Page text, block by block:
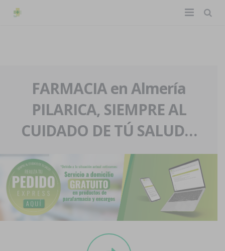
La farmacia
Nuestra historia
Nuestro equipo
Eventos
Servicios y reservas
Pedidos express
Blog
Contacto
Boletín
FARMACIA en Almería
PILARICA, SIEMPRE AL
CUIDADO DE TÚ SALUD…